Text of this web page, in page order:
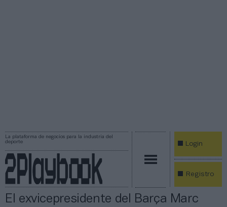
La plataforma de negocios para la industria del
deporte
Login
Registro
El exvicepresidente del Barça Marc